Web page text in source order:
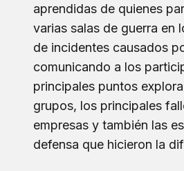
aprendidas de quienes
varias salas de guerra en
de incidentes causados
comunicando a los
principales puntos
grupos, los principales
empresas y también las
defensa que hicieron la